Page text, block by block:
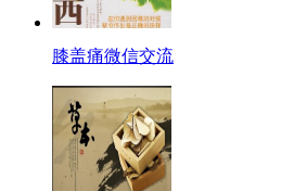
膝盖痛微信交流